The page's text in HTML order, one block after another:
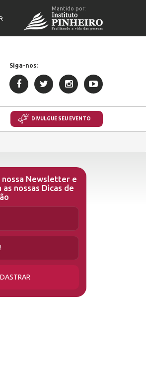
Mantido por:
Siga-nos:
DIVULGUE SEU EVENTO
nossa Newsletter e
as nossas Dicas de